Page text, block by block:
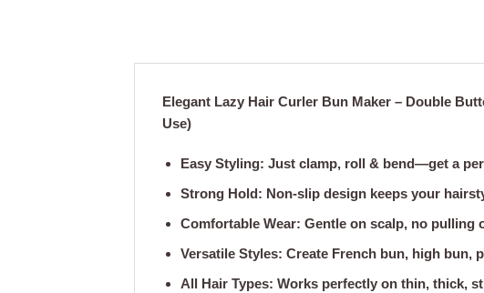
Elegant Lazy Hair Curler Bun Maker – Double
Use)
Easy Styling: Just clamp, roll & bend—get a
Strong Hold: Non-slip design keeps your
Comfortable Wear: Gentle on scalp, no pulling
Versatile Styles: Create French bun, high bun,
All Hair Types: Works perfectly on thin, thick,